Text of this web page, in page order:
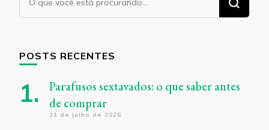
POSTS RECENTES
Parafusos sextavados: o que saber antes
de comprar
21 de julho de 2026